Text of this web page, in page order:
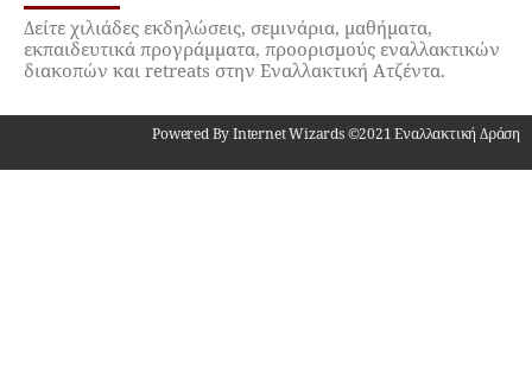
Δείτε χιλιάδες εκδηλώσεις, σεμινάρια, μαθήματα,
εκπαιδευτικά προγράμματα, προορισμούς εναλλακτικών
διακοπών και retreats στην Εναλλακτική Ατζέντα.
Powered By Internet Wizards ©2021 Εναλλακτική Δράση